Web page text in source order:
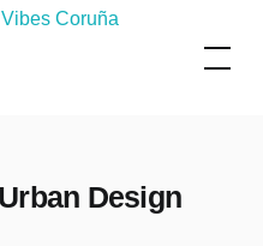
Design